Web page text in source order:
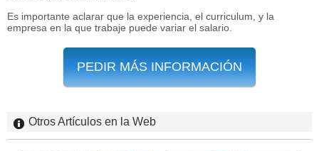
Es importante aclarar que la experiencia, el curriculum, y la
empresa en la que trabaje puede variar el salario.
PEDIR MÁS INFORMACIÓN
Otros Artículos en la Web